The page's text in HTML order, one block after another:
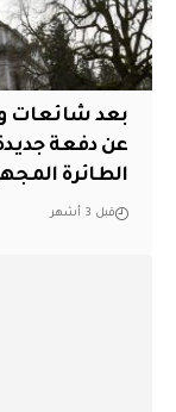
بعد شائعات
عن دفعة
الطائرة
قبل 3 أشهر